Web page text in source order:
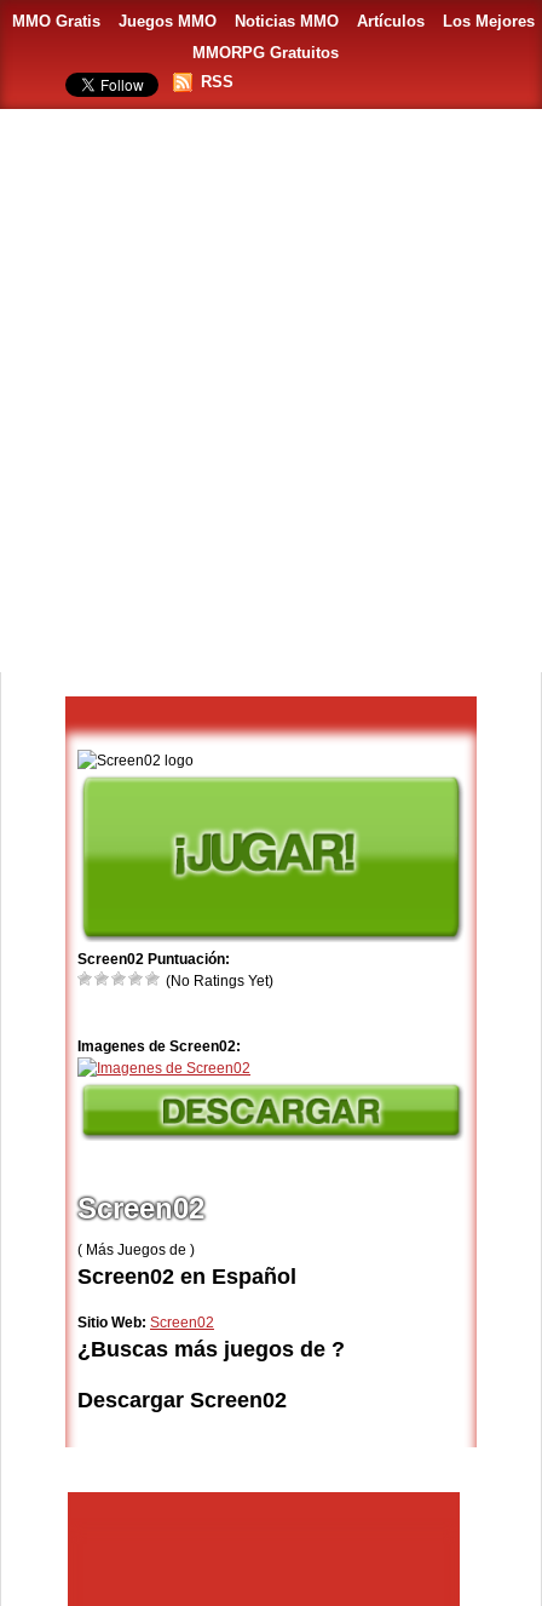
MMO Gratis Juegos MMO Noticias MMO Artículos
Los Mejores
MMORPG Gratuitos
RSS
Screen02 Puntuación:
(No Ratings Yet)
Imagenes de Screen02:
Screen02
( Más Juegos de )
Screen02 en Español
Sitio Web: Screen02
¿Buscas más juegos de ?
Descargar Screen02